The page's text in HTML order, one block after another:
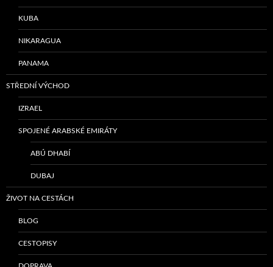
KUBA
NIKARAGUA
PANAMA
STŘEDNÍ VÝCHOD
IZRAEL
SPOJENÉ ARABSKÉ EMIRÁTY
ABÚ DHABÍ
DUBAJ
ŽIVOT NA CESTÁCH
BLOG
CESTOPISY
DOPRAVA